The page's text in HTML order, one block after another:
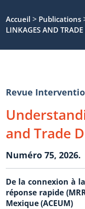
Accueil > Publications
LINKAGES AND
Revue
and Trade
Numéro 75, 2026.
De la connexion à
réponse rapide
Mexique (ACEUM)